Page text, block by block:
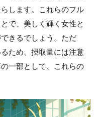
します。これらのフル
で、美しく輝く女性と
きるでしょう。ただ
ため、摂取量には注意
一部として、これらの